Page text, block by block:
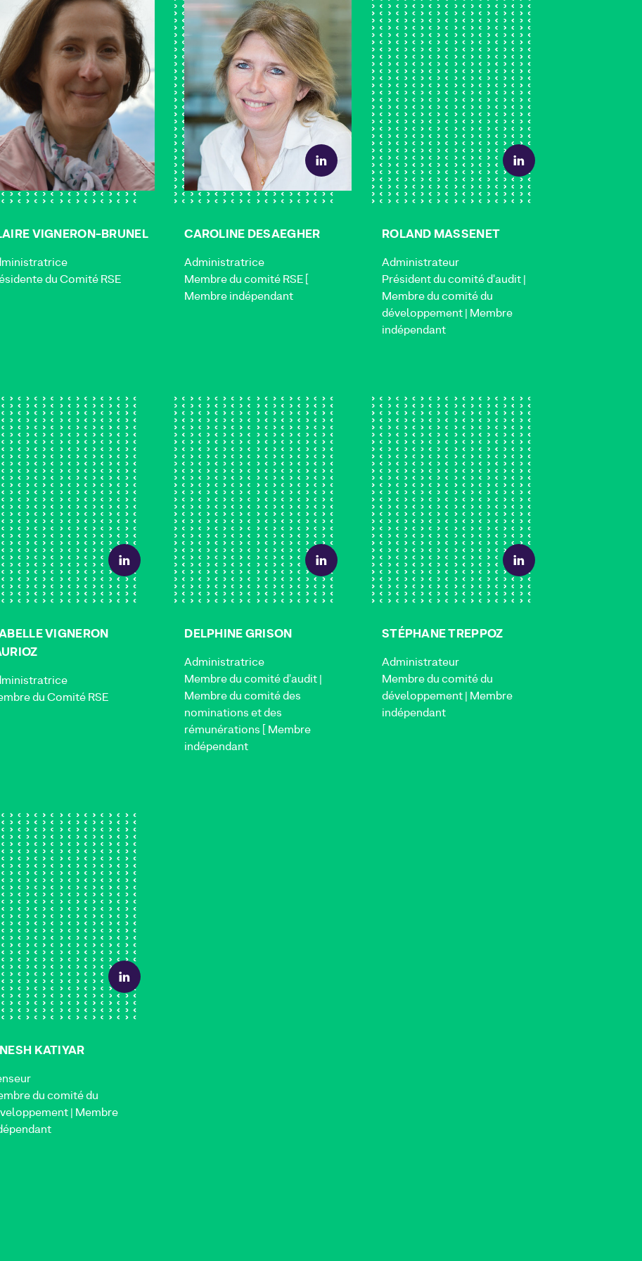
VIGNERON-BRUNEL
du Comité RSE
CAROLINE DESAEGHER
Administratrice
Membre du comité RSE [
Membre indépendant
ROLAND MASSENET
Administrateur
Président du comité d'audit |
Membre du comité du
développement | Membre
indépendant
VIGNERON
du Comité RSE
DELPHINE GRISON
Administratrice
Membre du comité d'audit |
Membre du comité des
nominations et des
rémunérations [ Membre
indépendant
STÉPHANE TREPPOZ
Administrateur
Membre du comité du
développement | Membre
indépendant
KATIYAR
du comité du
| Membre